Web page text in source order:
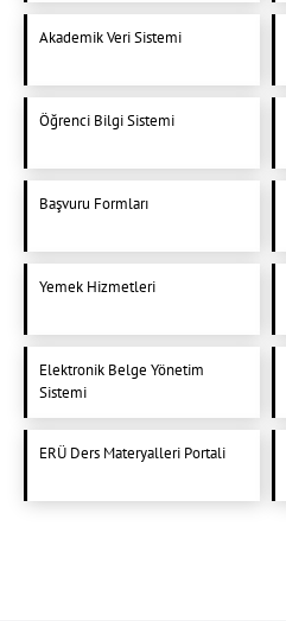
Akademik Veri Sistemi
Öğrenci Bilgi Sistemi
Başvuru Formları
Yemek Hizmetleri
Elektronik Belge Yönetim
Sistemi
ERÜ Ders Materyalleri Portali